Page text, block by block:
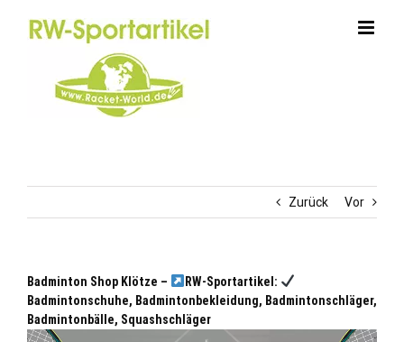
Zurück Vor
Badminton Shop Klötze –
RW-Sportartikel:
Badmintonschuhe, Badmintonbekleidung, Badmintonschläger,
Badmintonbälle, Squashschläger